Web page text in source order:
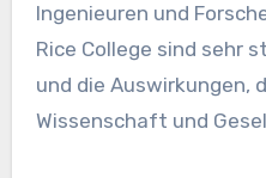
Ingenieuren und
Rice College sind sehr
und die Auswirkungen,
Wissenschaft und